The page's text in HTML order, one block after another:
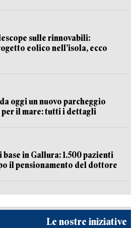
sulle rinnovabili:
eolico nell’isola, ecco
oggi un nuovo parcheggio
il mare: tutti i dettagli
base in Gallura: 1.500 pazienti
il pensionamento del dottore
Le nostre iniziative